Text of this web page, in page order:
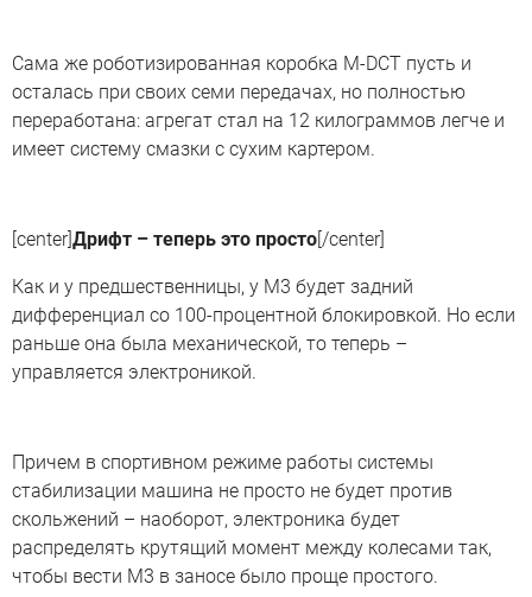
Сама же роботизированная коробка M-DCT пусть и
осталась при своих семи передачах, но полностью
переработана: агрегат стал на 12 килограммов легче и
имеет систему смазки с сухим картером.
[center]Дрифт – теперь это просто[/center]
Как и у предшественницы, у M3 будет задний
дифференциал со 100-процентной блокировкой. Но если
раньше она была механической, то теперь –
управляется электроникой.
Причем в спортивном режиме работы системы
стабилизации машина не просто не будет против
скольжений – наоборот, электроника будет
распределять крутящий момент между колесами так,
чтобы вести M3 в заносе было проще простого.